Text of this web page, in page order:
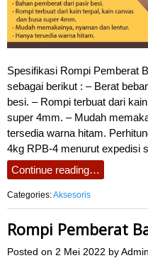
Spesifikasi Rompi Pemberat
sebagai berikut : – Berat
besi. – Rompi terbuat dari
super 4mm. – Mudah
tersedia warna hitam.
4kg RPB-4 menurut expedisi
Continue reading…
Categories:Aksesoris
Rompi Pemberat
Posted on 2 Mei 2022 by Admin